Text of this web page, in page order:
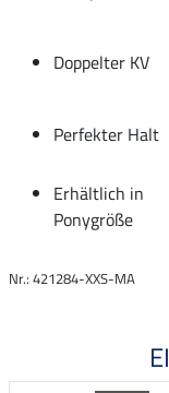
Doppelter KV
Perfekter Halt
Erhältlich in
Ponygröße
Nr.: 421284-XXS-MA